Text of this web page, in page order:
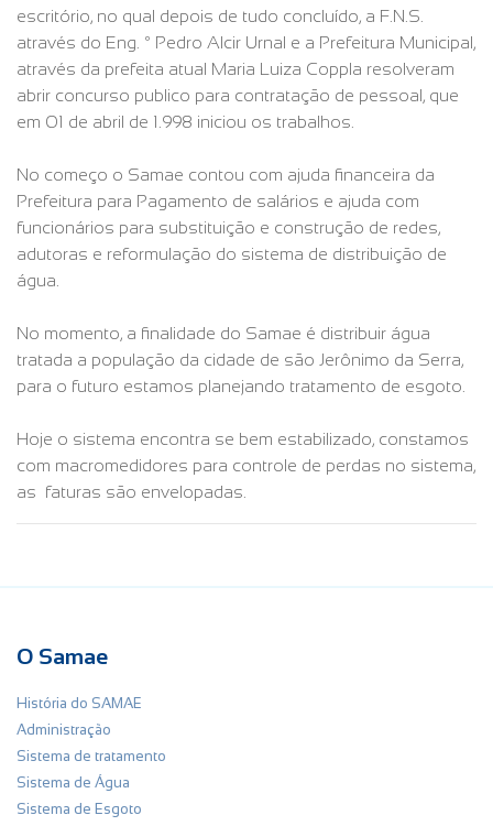
escritório, no qual depois de tudo concluído, a F.N.S.
através do Eng. º Pedro Alcir Urnal e a Prefeitura Municipal,
através da prefeita atual Maria Luiza Coppla resolveram
abrir concurso publico para contratação de pessoal, que
em 01 de abril de 1.998 iniciou os trabalhos.
No começo o Samae contou com ajuda financeira da
Prefeitura para Pagamento de salários e ajuda com
funcionários para substituição e construção de redes,
adutoras e reformulação do sistema de distribuição de
água.
No momento, a finalidade do Samae é distribuir água
tratada a população da cidade de são Jerônimo da Serra,
para o futuro estamos planejando tratamento de esgoto.
Hoje o sistema encontra se bem estabilizado, constamos
com macromedidores para controle de perdas no sistema,
as faturas são envelopadas.
O Samae
História do SAMAE
Administração
Sistema de tratamento
Sistema de Água
Sistema de Esgoto